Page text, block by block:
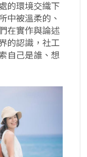
的環境交織下
中被溫柔的、
在實作與論述
的認識，社工
自己是誰、想